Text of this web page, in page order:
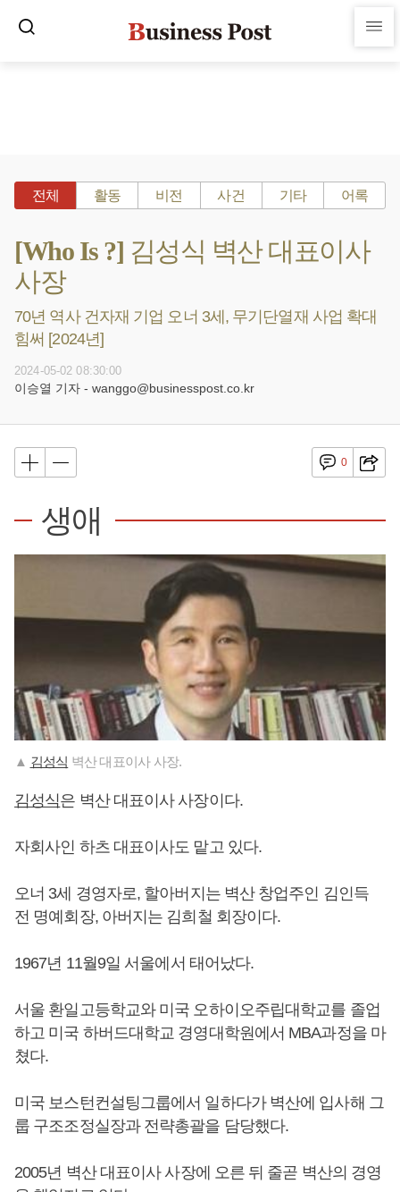
전체 활동 비전 사건 기타 어록
[Who Is ?] 김성식 벽산 대표이사
사장
70년 역사 건자재 기업 오너 3세, 무기단열재 사업 확대
힘써 [2024년]
2024-05-02 08:30:00
이승열 기자 - wanggo@businesspost.co.kr
0
생애
▲ 김성식 벽산 대표이사 사장.
김성식은 벽산 대표이사 사장이다.
자회사인 하츠 대표이사도 맡고 있다.
오너 3세 경영자로, 할아버지는 벽산 창업주인 김인득
전 명예회장, 아버지는 김희철 회장이다.
1967년 11월9일 서울에서 태어났다.
서울 환일고등학교와 미국 오하이오주립대학교를 졸업
하고 미국 하버드대학교 경영대학원에서 MBA과정을 마
쳤다.
미국 보스턴컨설팅그룹에서 일하다가 벽산에 입사해 그
룹 구조조정실장과 전략총괄을 담당했다.
2005년 벽산 대표이사 사장에 오른 뒤 줄곧 벽산의 경영